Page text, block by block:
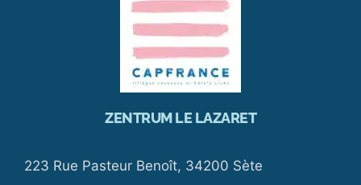
ZENTRUM LE LAZARET
223 Rue Pasteur Benoît, 34200 Sète